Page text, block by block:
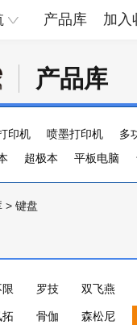
产品库 加入
产品库
印机 喷墨打印机 多
片打印机
页宽打印机
超极本 平板电脑
> 键盘
罗技 双飞燕
骨伽 森松尼